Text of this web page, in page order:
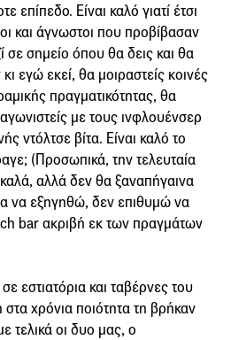
επίπεδο. Είναι καλό γιατί έτσι
και άγνωστοι που προβίβασαν
σε σημείο όπου θα δεις και θα
εγώ εκεί, θα μοιραστείς κοινές
πραγματικότητας, θα
με τους ινφλουένσερ
ντόλτσε βίτα. Είναι καλό το
(Προσωπικά, την τελευταία
αλλά δεν θα ξαναπήγαινα
να εξηγηθώ, δεν επιθυμώ να
bar ακριβή εκ των πραγμάτων
εστιατόρια και ταβέρνες του
χρόνια ποιότητα τη βρήκαν
τελικά οι δυο μας, ο